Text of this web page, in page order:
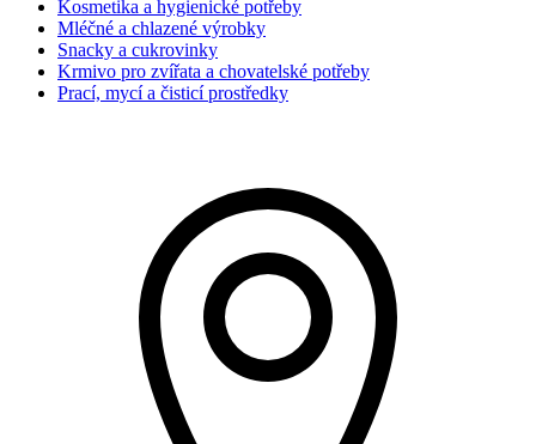
Kosmetika a hygienické potřeby
Mléčné a chlazené výrobky
Snacky a cukrovinky
Krmivo pro zvířata a chovatelské potřeby
Prací, mycí a čisticí prostředky